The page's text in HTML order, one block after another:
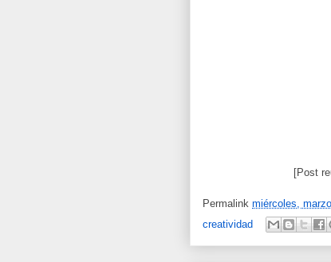
[Post
Permalink miércoles,
creatividad